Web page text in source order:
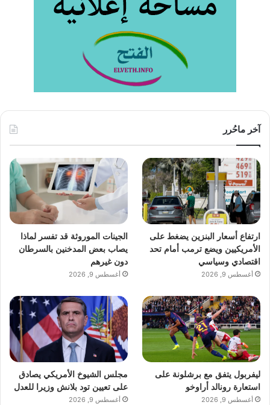
آخر ماحُرر
ارتفاع أسعار البنزين يضغط على
الأمريكيين ويضع ترمب أمام تحد
اقتصادي وسياسي
أغسطس 9, 2026
الجينات الموروثة قد تفسر لماذا
يصاب بعض المدخنين بالسرطان
دون غيرهم
أغسطس 9, 2026
ليفربول يتفق مع برشلونة على
استعارة رونالد أراوخو
أغسطس 9, 2026
مجلس الشيوخ الأمريكي يصادق
على تعيين تود بلانش وزيرا للعدل
أغسطس 9, 2026